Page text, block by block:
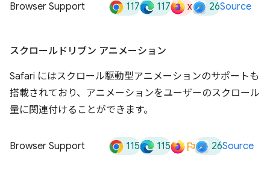
Browser Support 117 117 x 26Source
スクロールドリブン アニメーション
Safari にはスクロール駆動型アニメーションのサポートも
搭載されており、アニメーションをユーザーのスクロール
量に関連付けることができます。
Browser Support 115 115 26Source